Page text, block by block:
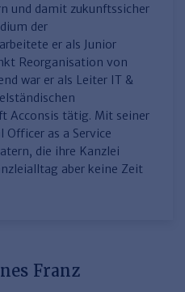
und damit zukunftssicher
der
er als Junior
Reorganisation von
war er als Leiter IT &
Acconsis tätig. Mit seiner
as a Service
die ihre Kanzlei
aber keine Zeit
Franz